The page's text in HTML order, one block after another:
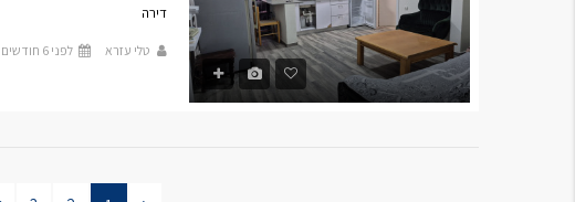
דירה
טלי עזרא לפני 6 חודשים